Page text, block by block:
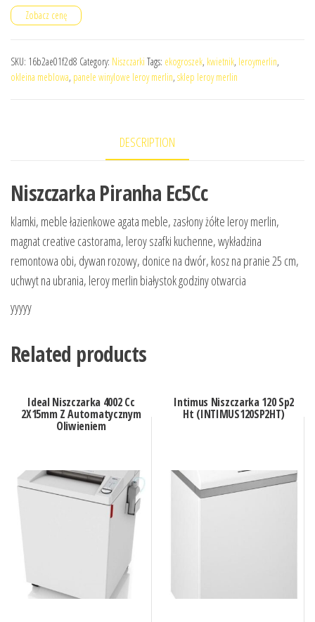
Zobacz cenę
SKU: 16b2ae01f2d8 Category: Niszczarki Tags: ekogroszek, kwietnik, leroymerlin,
okleina meblowa, panele winylowe leroy merlin, sklep leroy merlin
DESCRIPTION
Niszczarka Piranha Ec5Cc
klamki, meble łazienkowe agata meble, zasłony żółte leroy merlin,
magnat creative castorama, leroy szafki kuchenne, wykładzina
remontowa obi, dywan rozowy, donice na dwór, kosz na pranie 25 cm,
uchwyt na ubrania, leroy merlin białystok godziny otwarcia
yyyyy
Related products
Ideal Niszczarka 4002 Cc
2X15mm Z Automatycznym
Oliwieniem
Intimus Niszczarka 120 Sp2
Ht (INTIMUS120SP2HT)